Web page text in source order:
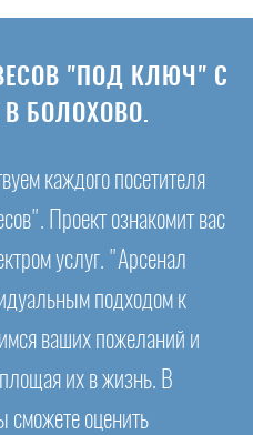
"ПОД КЛЮЧ" С
В БОЛОХОВО.
каждого посетителя
Проект ознакомит вас
услуг. "Арсенал
подходом к
ваших пожеланий и
их в жизнь. В
сможете оценить